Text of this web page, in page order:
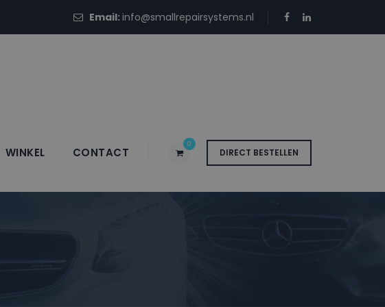
Email:info@smallrepairsystems.nl
DIRECT BESTELLEN
0
WINKEL CONTACT
KDT GRAVITY